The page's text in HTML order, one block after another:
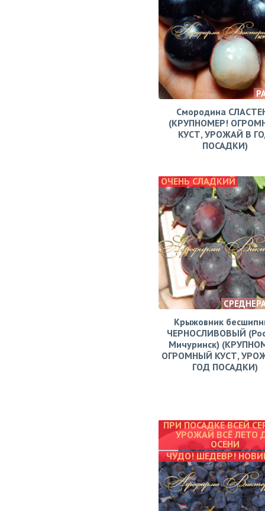
Смородина
(КРУПНОМЕР!
КУСТ, УРОЖАЙ В
ПОСАДКИ)
ОЧЕНЬ СЛАДКИЙ
Крыжовник
ЧЕРНОСЛИВОВЫЙ
Мичуринск)
ОГРОМНЫЙ КУСТ,
ГОД ПОСАДКИ)
ПРИ ПОСАДКЕ ВСЕЙ
УРОЖАЙ ВСЁ ЛЕТО
ОСЕНИ
ЧУДО! ШЕДЕВР!